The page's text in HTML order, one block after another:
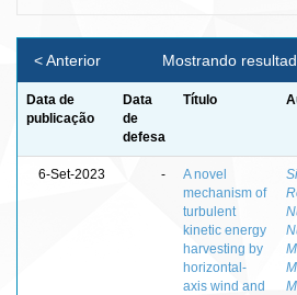
Mostrando
< Anterior
Data de
publicação
Data
de
defesa
Título
6-Set-2023 -
A novel
mechanism of
turbulent
kinetic energy
harvesting by
horizontal-
axis wind and